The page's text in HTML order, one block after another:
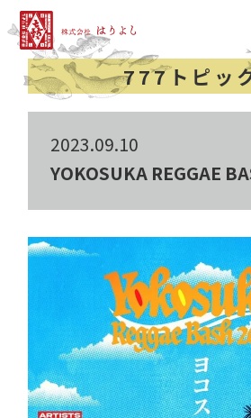
777トピッ
2023.09.10
YOKOSUKA REGGAE